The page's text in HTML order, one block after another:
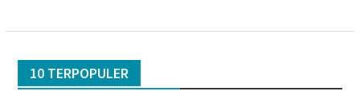
10 TERPOPULER